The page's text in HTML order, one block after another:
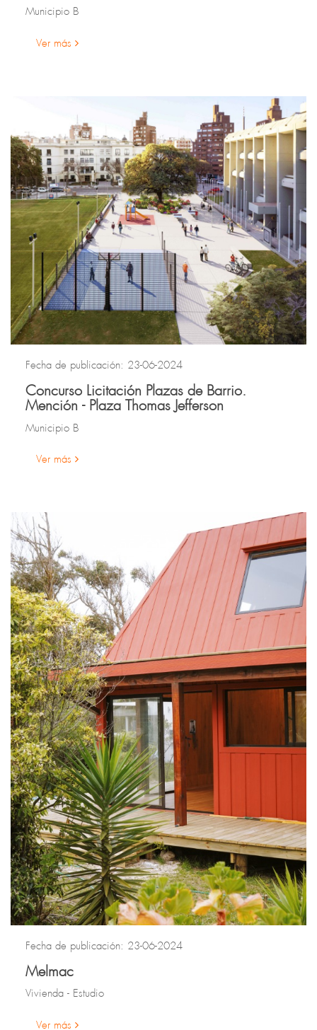
Municipio B
Ver más
Fecha de publicación: 23-06-2024
Concurso Licitación Plazas de Barrio.
Mención - Plaza Thomas Jefferson
Municipio B
Ver más
Fecha de publicación: 23-06-2024
Melmac
Vivienda - Estudio
Ver más